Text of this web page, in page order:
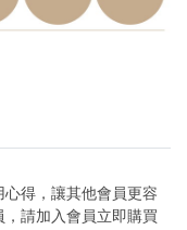
得，讓其他會員更容
請加入會員立即購買